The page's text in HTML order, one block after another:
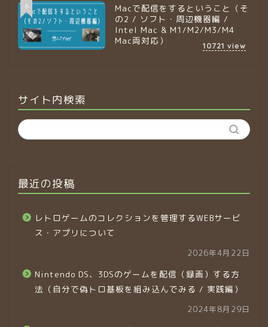
6
Macで配信をするということ（そ
の2 / ソフト・周辺機器編 /
Intel Mac & M1/M2/M3/M4
Mac両対応）
10721 view
サイト内検索
最近の投稿
レトロゲームのコレクションを管理するWEBサービ
ス・アプリについて
2026年4月22日
Nintendo DS、3DSのゲームを配信（録画）する方
法（自分で偽トロ基板を組み込んでみる / 実践編）
2024年8月29日